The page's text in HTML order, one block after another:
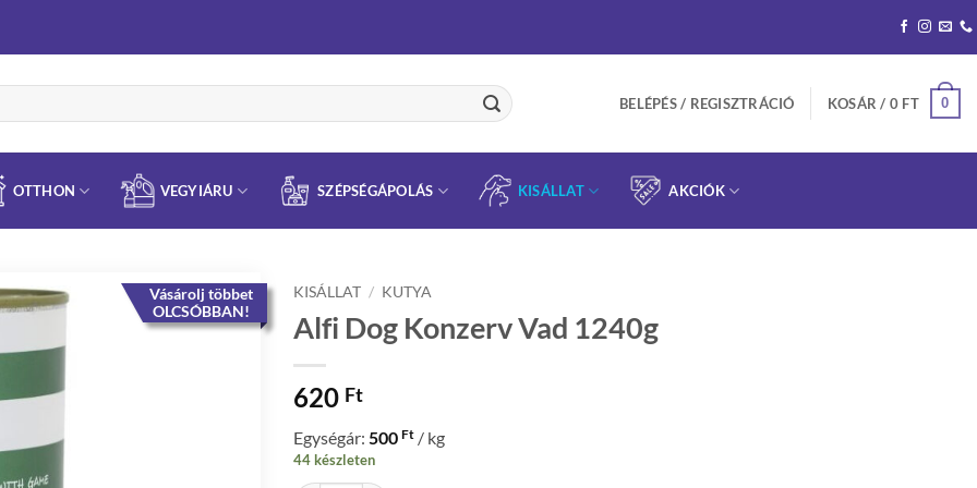
BELÉPÉS / REGISZTRÁCIÓ KOSÁR / 0 FT 0
OTTHON VEGYIÁRU SZÉPSÉGÁPOLÁS KISÁLLAT AKCIÓK
Vásárolj többet
OLCSÓBBAN!
KISÁLLAT / KUTYA
Alfi Dog Konzerv Vad 1240g
620 Ft
Egységár: 500 Ft / kg
44 készleten